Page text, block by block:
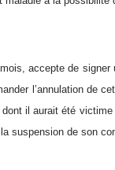
accepte de
l’annulation de
il aurait été victime
suspension de son